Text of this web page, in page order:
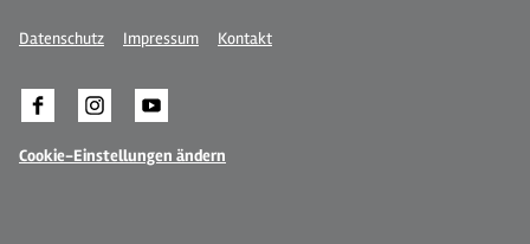
Datenschutz Impressum Kontakt
Cookie-Einstellungen ändern